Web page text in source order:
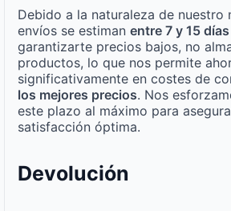
Debido a la naturaleza de nuestro
envíos se estiman entre 7 y 15
garantizarte precios bajos, no
productos, lo que nos permite
significativamente en costes de
los mejores precios. Nos
este plazo al máximo para
satisfacción óptima.
Devolución